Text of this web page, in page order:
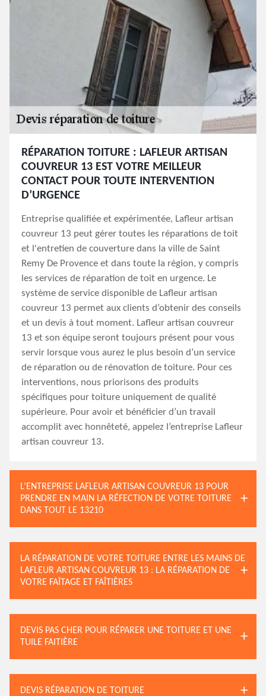
RÉPARATION TOITURE : LAFLEUR ARTISAN
COUVREUR 13 EST VOTRE MEILLEUR
CONTACT POUR TOUTE INTERVENTION
D’URGENCE
Entreprise qualifiée et expérimentée, Lafleur artisan
couvreur 13 peut gérer toutes les réparations de toit
et l'entretien de couverture dans la ville de Saint
Remy De Provence et dans toute la région, y compris
les services de réparation de toit en urgence. Le
système de service disponible de Lafleur artisan
couvreur 13 permet aux clients d’obtenir des conseils
et un devis à tout moment. Lafleur artisan couvreur
13 et son équipe seront toujours présent pour vous
servir lorsque vous aurez le plus besoin d’un service
de réparation ou de rénovation de toiture. Pour ces
interventions, nous priorisons des produits
spécifiques pour toiture uniquement de qualité
supérieure. Pour avoir et bénéficier d’un travail
accomplit avec honnêteté, appelez l’entreprise Lafleur
artisan couvreur 13.
L’ENTREPRISE LAFLEUR ARTISAN COUVREUR 13 POUR
PRENDRE EN MAIN LA RÉFECTION DE VOTRE TOITURE
DANS TOUT LE 13210
LA RÉPARATION DE VOTRE TOITURE ENTRE LES MAINS DE
LAFLEUR ARTISAN COUVREUR 13 : LA RÉPARATION DE
VOTRE FAÎTAGE ET FAÎTIÈRES
DEVIS PAS CHER POUR RÉPARER UNE TOITURE ET UNE
TUILE FAITIÈRE
DEVIS RÉPARATION DE TOITURE